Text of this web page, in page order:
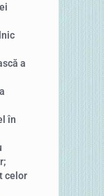
a
în
celor